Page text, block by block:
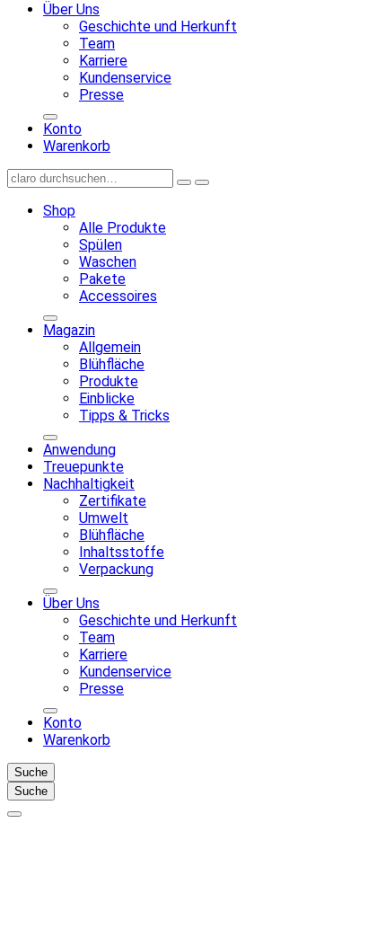
Über Uns
Geschichte und Herkunft
Team
Karriere
Kundenservice
Presse
Konto
Warenkorb
Shop
Alle Produkte
Spülen
Waschen
Pakete
Accessoires
Magazin
Allgemein
Blühfläche
Produkte
Einblicke
Tipps & Tricks
Anwendung
Treuepunkte
Nachhaltigkeit
Zertifikate
Umwelt
Blühfläche
Inhaltsstoffe
Verpackung
Über Uns
Geschichte und Herkunft
Team
Karriere
Kundenservice
Presse
Konto
Warenkorb
Suche
Suche